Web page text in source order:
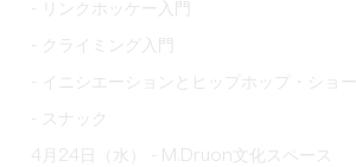
- リンクホッケー入門
- クライミング入門
- イニシエーションとヒップホップ・ショー
- スナック
4月24日（水） - M.Druon文化スペース